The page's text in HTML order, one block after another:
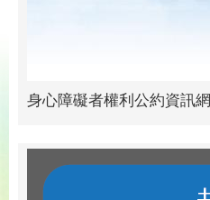
身心障礙者權利公約資訊網